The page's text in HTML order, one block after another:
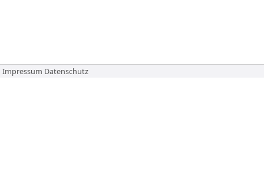
Impressum Datenschutz